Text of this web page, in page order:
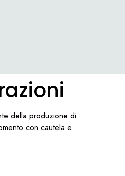
della produzione di
con cautela e